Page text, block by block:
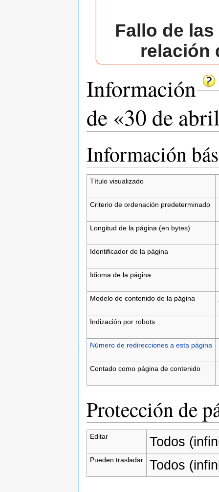
Fallo de
relación
Información
de «30 de
Información
Título visualizado
Criterio de ordenación predeterminado
Longitud de la página (en bytes)
Identificador de la página
Idioma de la página
Modelo de contenido de la página
Indización por robots
Número de redirecciones a esta página
Contado como página de contenido
Protección de
Editar Todos
Pueden trasladar Todos